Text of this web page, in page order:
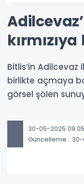
Bitlis’in Adilcevaz
birlikte açmaya
görsel şölen
30-05-2025 09:05
Güncelleme :